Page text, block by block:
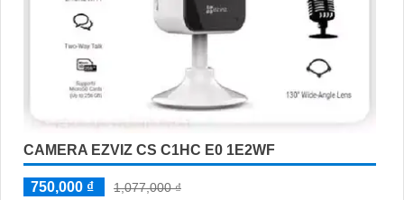
CAMERA EZVIZ CS C1HC E0 1E2WF
750,000 ₫
1,077,000 ₫